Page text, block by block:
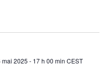
mai 2025 - 17 h 00 min CEST